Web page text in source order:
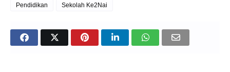
Pendidikan
Sekolah Ke2Nai